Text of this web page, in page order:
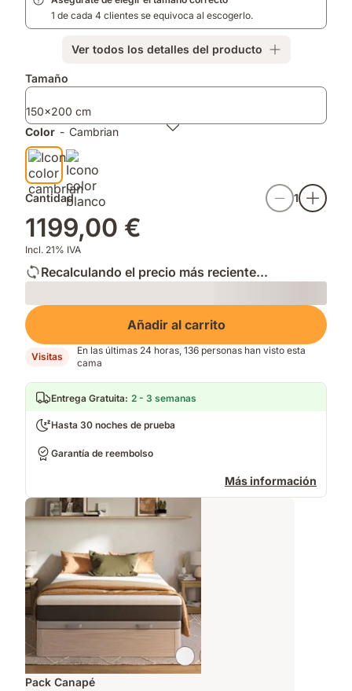
sistema
SmartLift:
la
con
suavidad
y
sin
ruido.
litros
tu
ideal
transpirable
antideslizante
para
un
descanso
más
fresco.
1 de cada 4 clientes se equivoca al escogerlo.
Ver todos los detalles del producto
Complementos
Tamaño
150x200 cm
Color - Cambrian
Cantidad 1
1199,00 €
Incl. 21% IVA
Recalculando el precio más reciente...
Loading
Añadir al carrito
Visitas
En las últimas 24 horas, 136 personas han visto esta
cama
Entrega Gratuita: 2 - 3 semanas
Hasta 30 noches de prueba
Garantía de reembolso
Más información
Pack Canapé